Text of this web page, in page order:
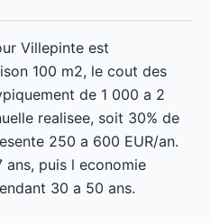
Villepinte est
100 m2, le cout des
de 1 000 a 2
realisee, soit 30% de
250 a 600 EUR/an.
ans, puis l economie
30 a 50 ans.